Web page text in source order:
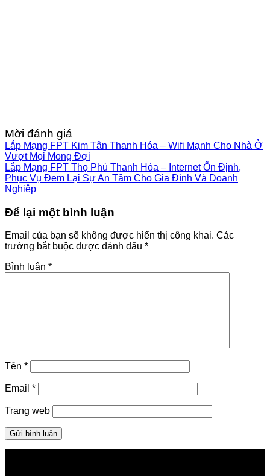
Mời đánh giá
Lắp Mạng FPT Kim Tân Thanh Hóa – Wifi Mạnh Cho Nhà Ở
Vượt Mọi Mong Đợi
Lắp Mạng FPT Thọ Phú Thanh Hóa – Internet Ổn Định,
Phục Vụ Đem Lại Sự An Tâm Cho Gia Đình Và Doanh
Nghiệp
Để lại một bình luận
Email của bạn sẽ không được hiển thị công khai. Các
trường bắt buộc được đánh dấu *
Bình luận *
Tên *
Email *
Trang web